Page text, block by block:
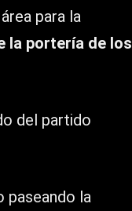
para la
la portería de los
del partido
paseando la